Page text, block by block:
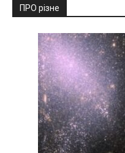
ПРО різне